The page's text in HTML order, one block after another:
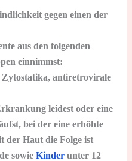
gegen einen der
aus den folgenden
einnimmst:
Zytostatika, antiretrovirale
leidest oder eine
bei der eine erhöhte
der Haut die Folge ist
sowie Kinderunter 12